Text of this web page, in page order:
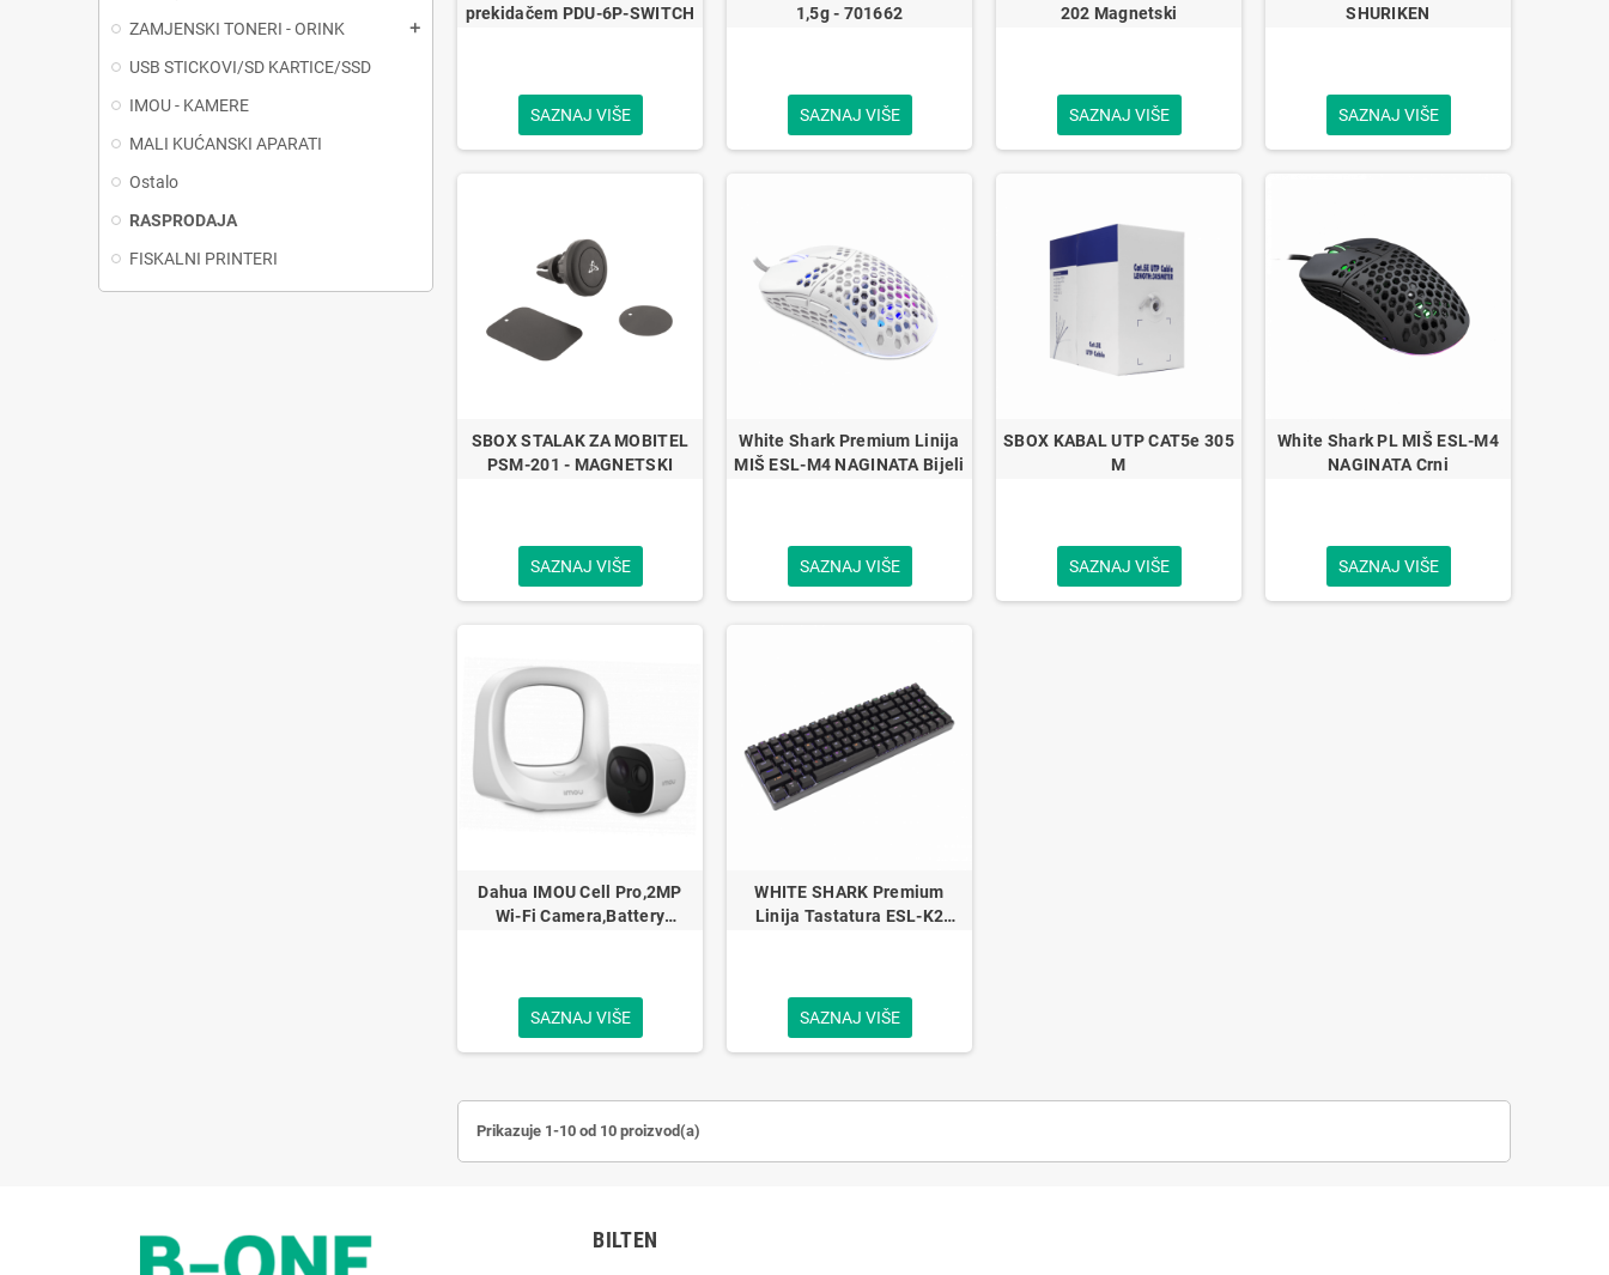
ZAMJENSKI TONERI - ORINK add
USB STICKOVI/SD KARTICE/SSD
IMOU - KAMERE
MALI KUĆANSKI APARATI
Ostalo
RASPRODAJA
FISKALNI PRINTERI
prekidačem PDU-6P-SWITCH
SAZNAJ VIŠE
1,5g - 701662
SAZNAJ VIŠE
202 Magnetski
SAZNAJ VIŠE
SHURIKEN
SAZNAJ VIŠE
SBOX STALAK ZA MOBITEL
PSM-201 - MAGNETSKI
SAZNAJ VIŠE
White Shark Premium Linija
MIŠ ESL-M4 NAGINATA Bijeli
SAZNAJ VIŠE
SBOX KABAL UTP CAT5e 305
M
SAZNAJ VIŠE
White Shark PL MIŠ ESL-M4
NAGINATA Crni
SAZNAJ VIŠE
Dahua IMOU Cell Pro,2MP
Wi-Fi Camera,Battery
SAZNAJ VIŠE
WHITE SHARK Premium
Linija Tastatura ESL-K2
SAZNAJ VIŠE
Prikazuje 1-10 od 10 proizvod(a)
BILTEN